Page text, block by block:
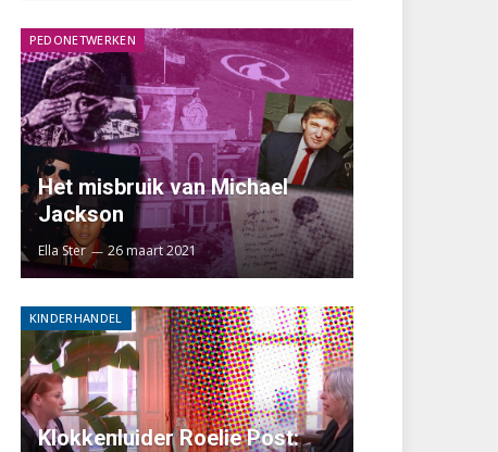
PEDONETWERKEN
Het misbruik van Michael
Jackson
Ella Ster 26 maart 2021
KINDERHANDEL
Klokkenluider Roelie Post: